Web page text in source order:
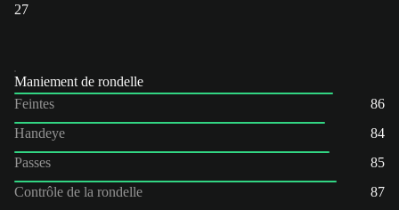
27
Maniement de rondelle
Feintes
86
Handeye
84
Passes
85
Contrôle de la rondelle
87